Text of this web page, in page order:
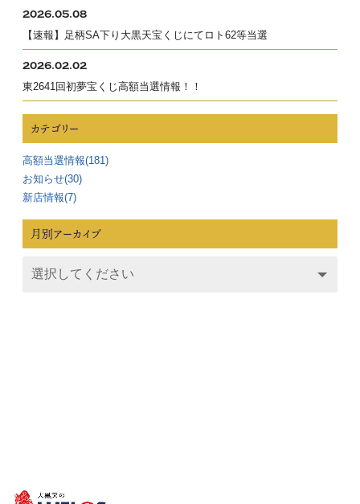
2026.05.08
【速報】足柄SA下り大黒天宝くじにてロト62等当選
2026.02.02
東2641回初夢宝くじ高額当選情報！！
カテゴリー
高額当選情報(181)
お知らせ(30)
新店情報(7)
月別アーカイブ